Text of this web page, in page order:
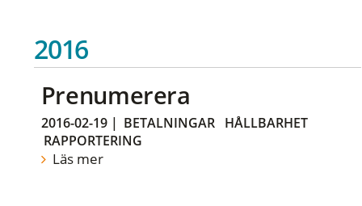
2016
Prenumerera
2016-02-19| BETALNINGAR
HÅLLBARHET
RAPPORTERING
Läs mer